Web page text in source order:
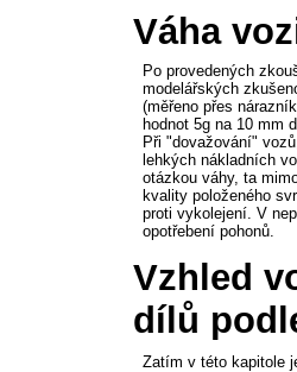
Váha
Po provedených
modelářských
(měřeno přes
hodnot 5g na 10 mm
Při "dovažování"
lehkých nákladních
otázkou váhy, ta
kvality položeného
proti vykolejení. V
opotřebení pohonů.
Vzhled
dílů
Zatím v této kapitole